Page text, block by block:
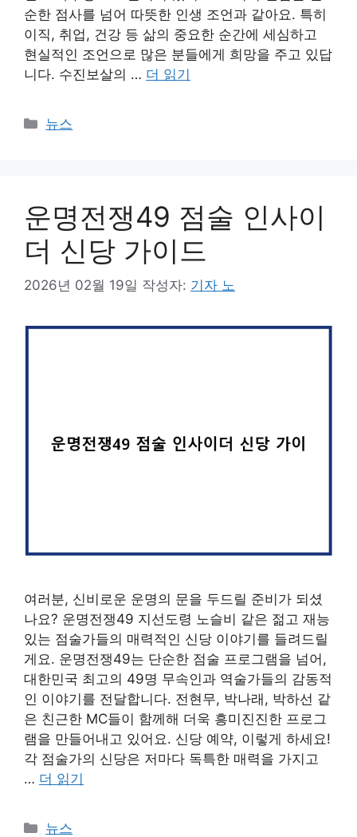
순한 점사를 넘어 따뜻한 인생 조언과 같아요. 특히
이직, 취업, 건강 등 삶의 중요한 순간에 세심하고
현실적인 조언으로 많은 분들에게 희망을 주고 있답
니다. 수진보살의 … 더 읽기
카
뉴스
운명전쟁49 점술 인사이
더 신당 가이드
2026년 02월 19일 작성자: 기자 노
여러분, 신비로운 운명의 문을 두드릴 준비가 되셨
나요? 운명전쟁49 지선도령 노슬비 같은 젊고 재능
있는 점술가들의 매력적인 신당 이야기를 들려드릴
게요. 운명전쟁49는 단순한 점술 프로그램을 넘어,
대한민국 최고의 49명 무속인과 역술가들의 감동적
인 이야기를 전달합니다. 전현무, 박나래, 박하선 같
은 친근한 MC들이 함께해 더욱 흥미진진한 프로그
램을 만들어내고 있어요. 신당 예약, 이렇게 하세요!
각 점술가의 신당은 저마다 독특한 매력을 가지고
… 더 읽기
카
뉴스